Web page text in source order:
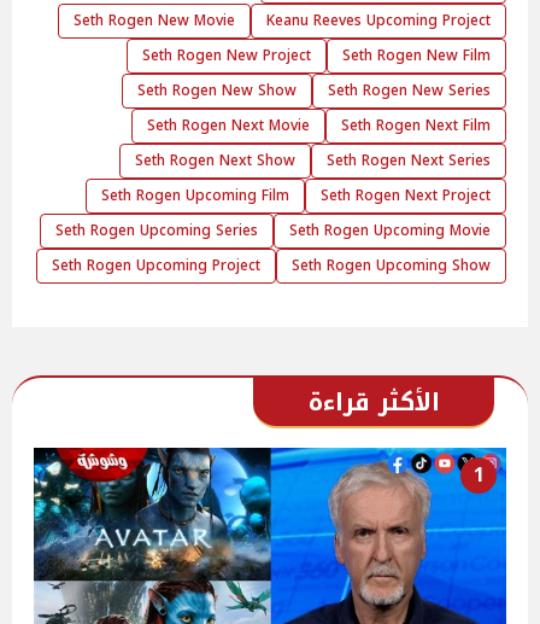
Keanu Reeves Upcoming Project
Seth Rogen New Movie
Seth Rogen New Film
Seth Rogen New Project
Seth Rogen New Series
Seth Rogen New Show
Seth Rogen Next Film
Seth Rogen Next Movie
Seth Rogen Next Series
Seth Rogen Next Show
Seth Rogen Next Project
Seth Rogen Upcoming Film
Seth Rogen Upcoming Movie
Seth Rogen Upcoming Series
Seth Rogen Upcoming Show
Seth Rogen Upcoming Project
الأكثر قراءة
1